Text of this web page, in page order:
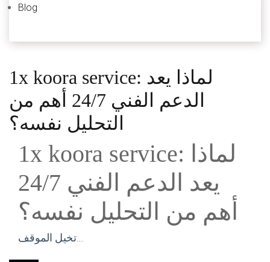
Blog
1x koora service: لماذا يعد
الدعم الفني 24/7 أهم من
التحليل نفسه؟
1x koora service: لماذا
يعد الدعم الفني 24/7
أهم من التحليل نفسه؟